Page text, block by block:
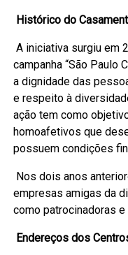
Histórico do
A iniciativa surgiu em
campanha “São Paulo
a dignidade das
e respeito à
ação tem como
homoafetivos que
possuem condições
Nos dois anos
empresas amigas da
como patrocinadoras
Endereços dos